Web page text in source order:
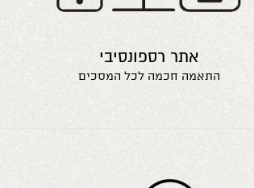
אתר רספונסיבי
התאמה חכמה לכל המסכים